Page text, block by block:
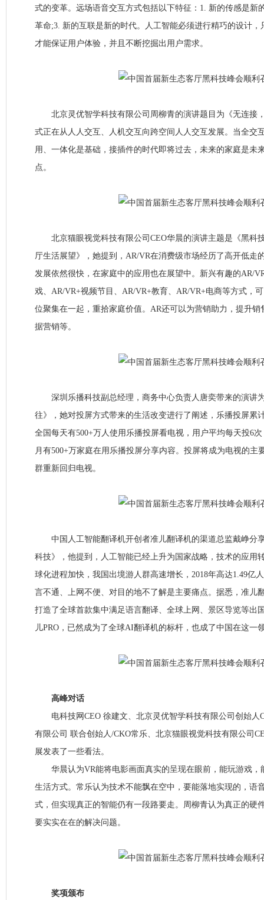
式的变革。远场语音交互方式包括以下特征：1. 新的传感是新
革命;3. 新的互联是新的时代。人工智能必须进行精巧的设计
才能保证用户体验，并且不断挖掘出用户需求。
北京灵优智学科技有限公司周柳青的演讲题目为《无连接
式正在从人人交互、人机交互向跨空间人人交互发展。当全交
用、一体化是基础，接插件的时代即将过去，未来的家庭是未
点。
北京猫眼视觉科技有限公司CEO华晨的演讲主题是《黑科
厅生活展望》，她提到，AR/VR在消费级市场经历了高开低走
发展依然很快，在家庭中的应用也在展望中。新兴有趣的AR/
戏、AR/VR+视频节目、AR/VR+教育、AR/VR+电商等方式，
位聚集在一起，重拾家庭价值。AR还可以为营销助力，提升
据营销等。
深圳乐播科技副总经理，商务中心负责人唐奕带来的演讲
往》，她对投屏方式带来的生活改变进行了阐述，乐播投屏累
全国每天有500+万人使用乐播投屏看电视，用户平均每天投6
月有500+万家庭在用乐播投屏分享内容。投屏将成为电视的主
群重新回归电视。
中国人工智能翻译机开创者准儿翻译机的渠道总监戴峥分
科技》，他提到，人工智能已经上升为国家战略，技术的应用
球化进程加快，我国出境游人群高速增长，2018年高达1.49亿
言不通、上网不便、对目的地不了解是主要痛点。据悉，准儿
打造了全球首款集中满足语言翻译、全球上网、景区导览等
儿PRO，已然成为了全球AI翻译机的标杆，也成了中国在这一
高峰对话
电科技网CEO 徐建文、北京灵优智学科技有限公司创始人
有限公司 联合创始人/CKO常乐、北京猫眼视觉科技有限公司
展发表了一些看法。
华晨认为VR能将电影画面真实的呈现在眼前，能玩游戏，
生活方式。常乐认为技术不能飘在空中，要能落地实现的，语
式，但实现真正的智能仍有一段路要走。周柳青认为真正的硬
要实实在在的解决问题。
奖项颁布